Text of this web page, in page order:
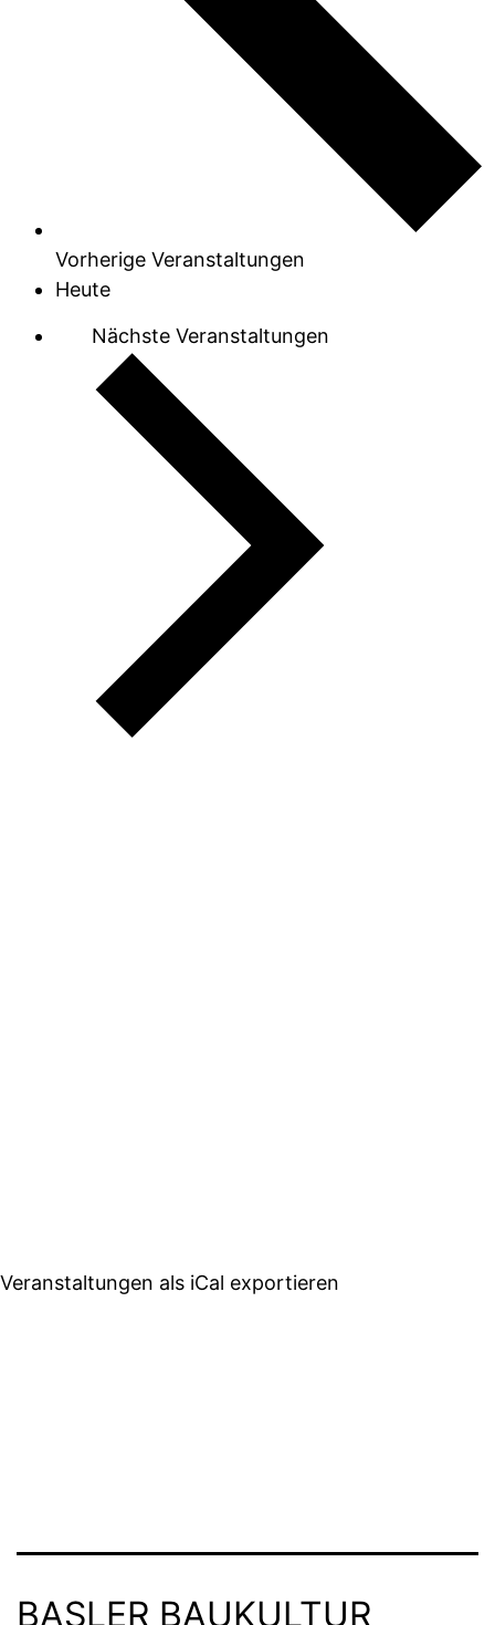
Vorherige Veranstaltungen
Heute
Nächste Veranstaltungen
Veranstaltungen als iCal exportieren
BASLER BAUKULTUR